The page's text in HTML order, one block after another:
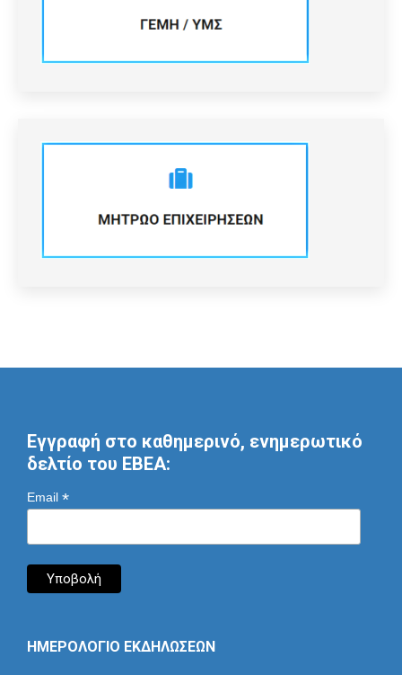
Εγγραφή στο καθημερινό, ενημερωτικό
δελτίο του ΕΒΕΑ:
Email *
ΗΜΕΡΟΛΟΓΙΟ ΕΚΔΗΛΩΣΕΩΝ